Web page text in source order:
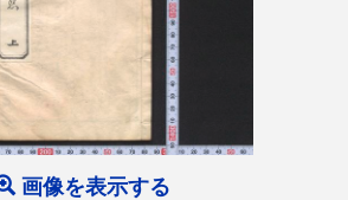
画像を表示する